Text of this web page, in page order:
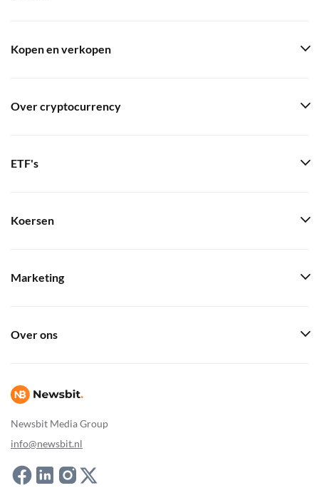
Newsbit Media Group
info@newsbit.nl
Kopen en verkopen
Over cryptocurrency
ETF's
Koersen
Marketing
Over ons